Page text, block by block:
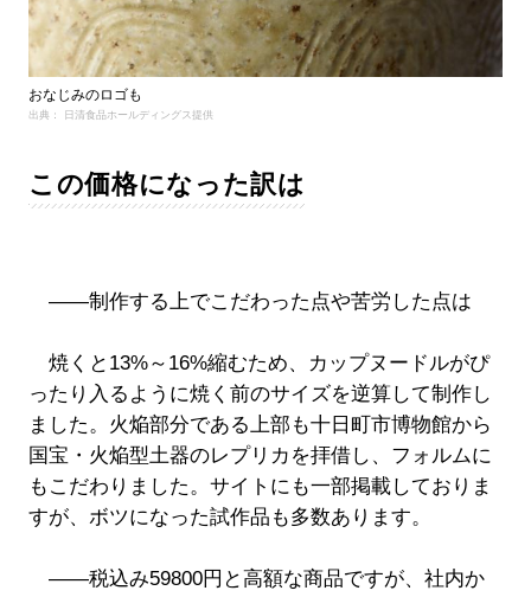
おなじみのロゴも
出典： 日清食品ホールディングス提供
この価格になった訳は
――制作する上でこだわった点や苦労した点は
焼くと13%～16%縮むため、カップヌードルがぴ
ったり入るように焼く前のサイズを逆算して制作し
ました。火焔部分である上部も十日町市博物館から
国宝・火焔型土器のレプリカを拝借し、フォルムに
もこだわりました。サイトにも一部掲載しておりま
すが、ボツになった試作品も多数あります。
――税込み59800円と高額な商品ですが、社内か